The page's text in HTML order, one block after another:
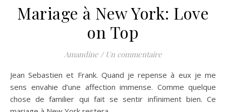
Mariage à New York: Love
on Top
Amandine / Un commentaire
Jean Sebastien et Frank. Quand je repense à eux je me
sens envahie d’une affection immense. Comme quelque
chose de familier qui fait se sentir infiniment bien. Ce